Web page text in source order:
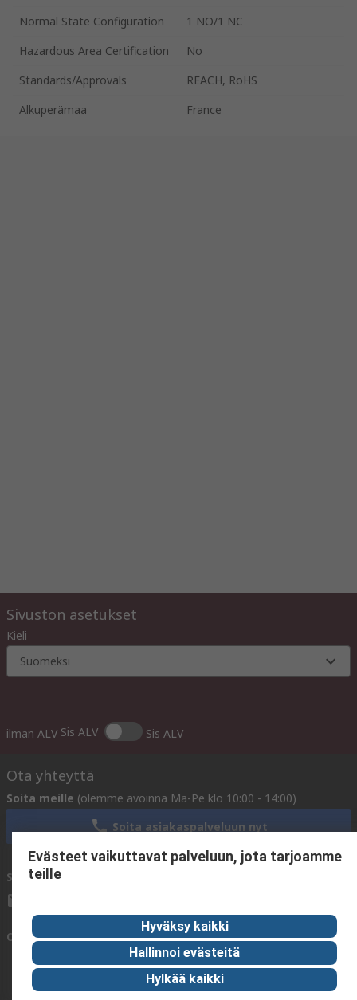
Normal State Configuration
1 NO/1 NC
Hazardous Area Certification
No
Standards/Approvals
REACH, RoHS
Alkuperämaa
France
Sivuston asetukset
Kieli
Suomeksi
ilman ALV Sis ALV Sis ALV
Ota yhteyttä
Soita meille (olemme avoinna Ma-Pe klo 10:00 - 14:00)
Soita asiakaspalveluun nyt
Sähköpostitse meille
Ota yhteyttä meihin
Evästeet vaikuttavat palveluun, jota tarjoamme
teille
Hyväksy kaikki
Hallinnoi evästeitä
Hylkää kaikki